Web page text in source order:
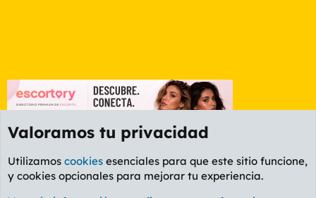
Foro Política
Valoramos tu privacidad
Utilizamos cookies esenciales para que este sitio funcione,
y cookies opcionales para mejorar tu experiencia.